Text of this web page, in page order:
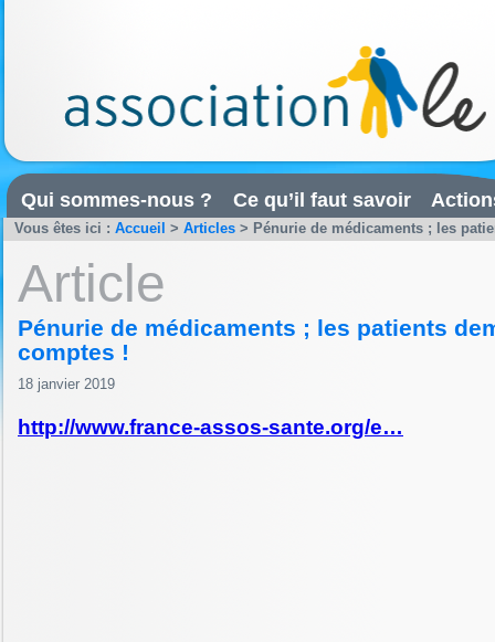
Qui sommes-nous ? Ce qu’il faut savoir
Vous êtes ici : Accueil > Articles > Pénurie de médicaments ; les
Article
Pénurie de médicaments ; les patients
comptes !
18 janvier 2019
http://www.france-assos-sante.org/e…